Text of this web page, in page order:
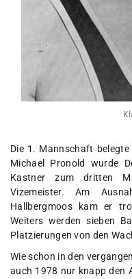
Die 1. Mannschaft
Michael Pronold wurde
Kastner zum dritten
Vizemeister. Am
Hallbergmoos kam er
Weiters werden sieben
Platzierungen von den
Wie schon in den
auch 1978 nur knapp den